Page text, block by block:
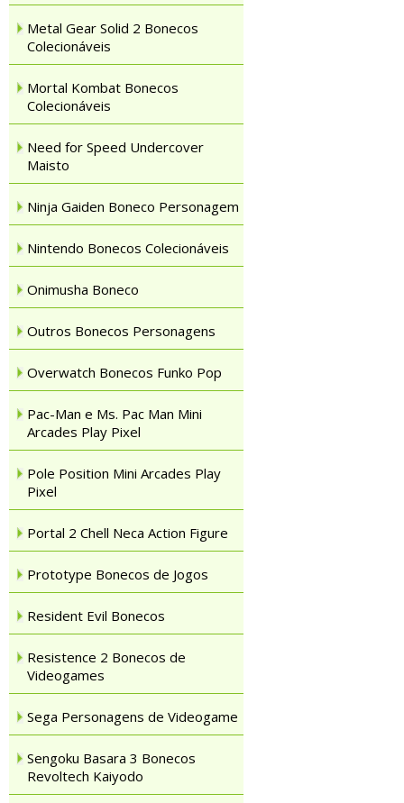
Metal Gear Solid 2 Bonecos
Colecionáveis
Mortal Kombat Bonecos
Colecionáveis
Need for Speed Undercover
Maisto
Ninja Gaiden Boneco Personagem
Nintendo Bonecos Colecionáveis
Onimusha Boneco
Outros Bonecos Personagens
Overwatch Bonecos Funko Pop
Pac-Man e Ms. Pac Man Mini
Arcades Play Pixel
Pole Position Mini Arcades Play
Pixel
Portal 2 Chell Neca Action Figure
Prototype Bonecos de Jogos
Resident Evil Bonecos
Resistence 2 Bonecos de
Videogames
Sega Personagens de Videogame
Sengoku Basara 3 Bonecos
Revoltech Kaiyodo